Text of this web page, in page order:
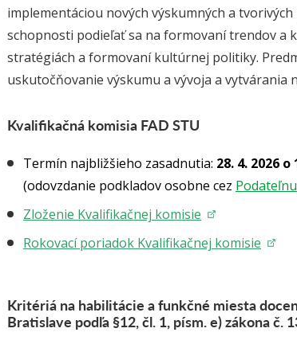
implementáciou nových výskumných a
schopnosti podieľať sa na formovaní trendov a
stratégiách a formovaní kultúrnej politiky.
uskutočňovanie výskumu a vývoja a vytvárania
Kvalifikačná komisia FAD STU
Termín najbližšieho zasadnutia: 28. 4. 2026 o
(odovzdanie podkladov osobne cez Podateľnu
Zloženie Kvalifikačnej komisie
Rokovací poriadok Kvalifikačnej komisie
Kritériá na habilitácie a funkčné miesta
Bratislave podľa §12, čl. 1, písm. e) zákona č.